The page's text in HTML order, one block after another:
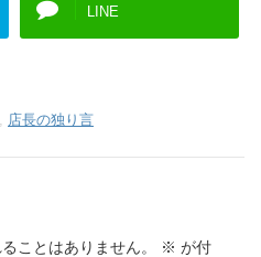
LINE
店長の独り言
ことはありません。 ※ が付